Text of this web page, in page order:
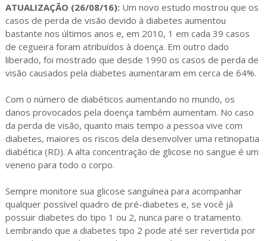
ATUALIZAÇÃO (26/08/16): Um novo estudo mostrou que os
casos de perda de visão devido à diabetes aumentou
bastante nos últimos anos e, em 2010, 1 em cada 39 casos
de cegueira foram atribuídos à doença. Em outro dado
liberado, foi mostrado que desde 1990 os casos de perda de
visão causados pela diabetes aumentaram em cerca de 64%.
Com o número de diabéticos aumentando no mundo, os
danos provocados pela doença também aumentam. No caso
da perda de visão, quanto mais tempo a pessoa vive com
diabetes, maiores os riscos dela desenvolver uma retinopatia
diabética (RD). A alta concentração de glicose no sangue é um
veneno para todo o corpo.
Sempre monitore sua glicose sanguínea para acompanhar
qualquer possível quadro de pré-diabetes e, se você já
possuir diabetes do tipo 1 ou 2, nunca pare o tratamento.
Lembrando que a diabetes tipo 2 pode até ser revertida por